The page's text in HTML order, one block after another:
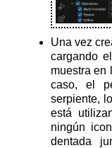
Una vez
cargando
muestra en
caso, el
serpiente,
está
ningún
dentada